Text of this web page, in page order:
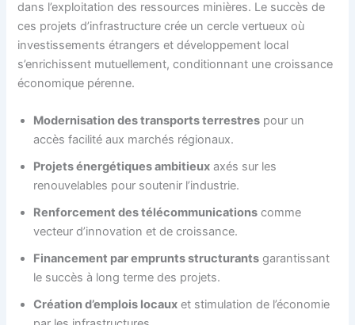
dans l’exploitation des ressources minières. Le succès de
ces projets d’infrastructure crée un cercle vertueux où
investissements étrangers et développement local
s’enrichissent mutuellement, conditionnant une croissance
économique pérenne.
Modernisation des transports terrestres pour un
accès facilité aux marchés régionaux.
Projets énergétiques ambitieux axés sur les
renouvelables pour soutenir l’industrie.
Renforcement des télécommunications comme
vecteur d’innovation et de croissance.
Financement par emprunts structurants garantissant
le succès à long terme des projets.
Création d’emplois locaux et stimulation de l’économie